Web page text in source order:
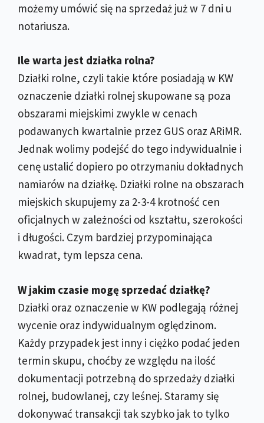
możemy umówić się na sprzedaż już w 7 dni u
notariusza.
Ile warta jest działka rolna?
Działki rolne, czyli takie które posiadają w KW
oznaczenie działki rolnej skupowane są poza
obszarami miejskimi zwykle w cenach
podawanych kwartalnie przez GUS oraz ARiMR.
Jednak wolimy podejść do tego indywidualnie i
cenę ustalić dopiero po otrzymaniu dokładnych
namiarów na działkę. Działki rolne na obszarach
miejskich skupujemy za 2-3-4 krotność cen
oficjalnych w zależności od kształtu, szerokości
i długości. Czym bardziej przypominająca
kwadrat, tym lepsza cena.
W jakim czasie mogę sprzedać działkę?
Działki oraz oznaczenie w KW podlegają różnej
wycenie oraz indywidualnym oględzinom.
Każdy przypadek jest inny i ciężko podać jeden
termin skupu, choćby ze względu na ilość
dokumentacji potrzebną do sprzedaży działki
rolnej, budowlanej, czy leśnej. Staramy się
dokonywać transakcji tak szybko jak to tylko